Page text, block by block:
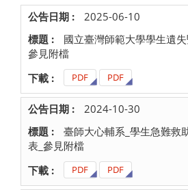
2025-06-10
國立臺灣師範大學學生遺失
參見附檔
PDF PDF
2024-10-30
臺師大心輔系_學生急難救
表_參見附檔
PDF PDF